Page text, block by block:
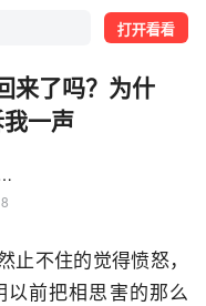
打开看看
来了吗？为什
一声
为梦想u
止不住的觉得愤怒，
前把相思害的那么